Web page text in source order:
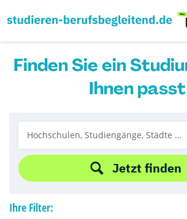
Finden Sie ein
Ihnen passt
Jetzt finden
Ihre Filter: